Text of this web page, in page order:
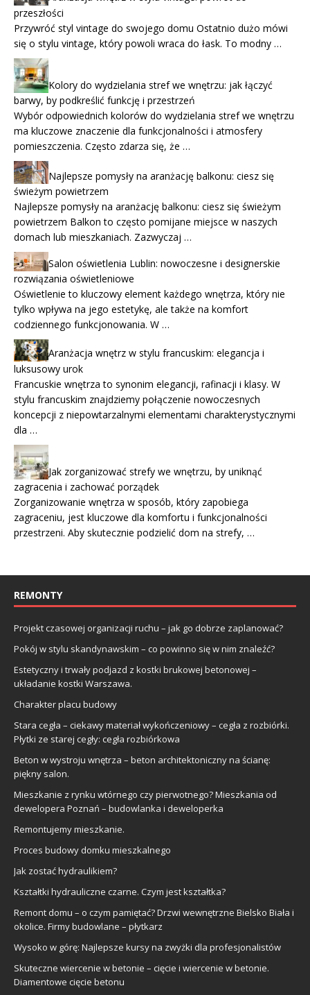
przeszłości
Przywróć styl vintage do swojego domu Ostatnio dużo mówi
się o stylu vintage, który powoli wraca do łask. To modny …
Kolory do wydzielania stref we wnętrzu: jak łączyć
barwy, by podkreślić funkcję i przestrzeń
Wybór odpowiednich kolorów do wydzielania stref we wnętrzu
ma kluczowe znaczenie dla funkcjonalności i atmosfery
pomieszczenia. Często zdarza się, że …
Najlepsze pomysły na aranżację balkonu: ciesz się
świeżym powietrzem
Najlepsze pomysły na aranżację balkonu: ciesz się świeżym
powietrzem Balkon to często pomijane miejsce w naszych
domach lub mieszkaniach. Zazwyczaj …
Salon oświetlenia Lublin: nowoczesne i designerskie
rozwiązania oświetleniowe
Oświetlenie to kluczowy element każdego wnętrza, który nie
tylko wpływa na jego estetykę, ale także na komfort
codziennego funkcjonowania. W …
Aranżacja wnętrz w stylu francuskim: elegancja i
luksusowy urok
Francuskie wnętrza to synonim elegancji, rafinacji i klasy. W
stylu francuskim znajdziemy połączenie nowoczesnych
koncepcji z niepowtarzalnymi elementami charakterystycznymi
dla …
Jak zorganizować strefy we wnętrzu, by uniknąć
zagracenia i zachować porządek
Zorganizowanie wnętrza w sposób, który zapobiega
zagraceniu, jest kluczowe dla komfortu i funkcjonalności
przestrzeni. Aby skutecznie podzielić dom na strefy, …
REMONTY
Projekt czasowej organizacji ruchu – jak go dobrze zaplanować?
Pokój w stylu skandynawskim – co powinno się w nim znaleźć?
Estetyczny i trwały podjazd z kostki brukowej betonowej –
układanie kostki Warszawa.
Charakter placu budowy
Stara cegła – ciekawy materiał wykończeniowy – cegła z rozbiórki.
Płytki ze starej cegły: cegła rozbiórkowa
Beton w wystroju wnętrza – beton architektoniczny na ścianę:
piękny salon.
Mieszkanie z rynku wtórnego czy pierwotnego? Mieszkania od
dewelopera Poznań – budowlanka i deweloperka
Remontujemy mieszkanie.
Proces budowy domku mieszkalnego
Jak zostać hydraulikiem?
Kształtki hydrauliczne czarne. Czym jest kształtka?
Remont domu – o czym pamiętać? Drzwi wewnętrzne Bielsko Biała i
okolice. Firmy budowlane – płytkarz
Wysoko w górę: Najlepsze kursy na zwyżki dla profesjonalistów
Skuteczne wiercenie w betonie – cięcie i wiercenie w betonie.
Diamentowe cięcie betonu